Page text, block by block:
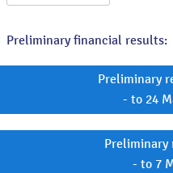
Preliminary financial results:
Preliminary
- to 24
Preliminary
- to 7